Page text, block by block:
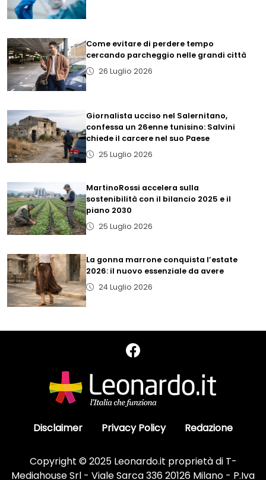
Come evitare di perdere tempo
cercando parcheggio nelle grandi città
26 Luglio 2026
Giornalista ucciso nel Salernitano,
confessa un 26enne tunisino: Salvini
chiede il carcere nel suo Paese
25 Luglio 2026
MartinoRossi accelera sulla
sostenibilità con il bilancio 2025 e il
piano 2030
25 Luglio 2026
La gonna marrone conquista l’estate
2026: il nuovo essenziale da avere
24 Luglio 2026
Disclaimer Privacy Policy Redazione
Copyright © 2025 Leonardo.it proprietà di T-
Mediahouse Srl - Viale Sarca 336 20126 Milano - P.Iva